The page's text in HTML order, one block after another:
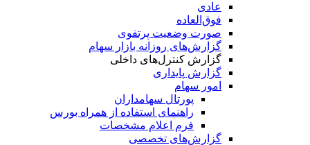
عادی
فوق‌العاده
صورت وضعیت پرتفوی
گزارش‌های روزانه بازار سهام
گزارش کنترل‌های داخلی
گزارش پایداری
امور سهام
پورتال سهامداران
راهنمای استفاده از همراه بورس
فرم اعلام مشخصات
گزارش‌های تخصصی